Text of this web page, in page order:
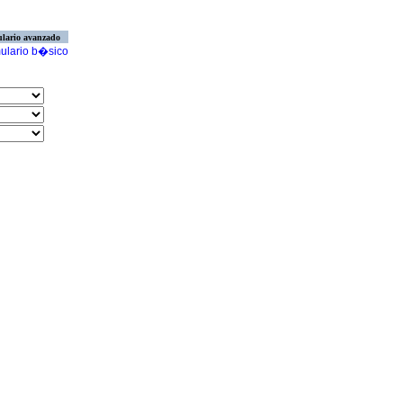
avanzado
b�sico